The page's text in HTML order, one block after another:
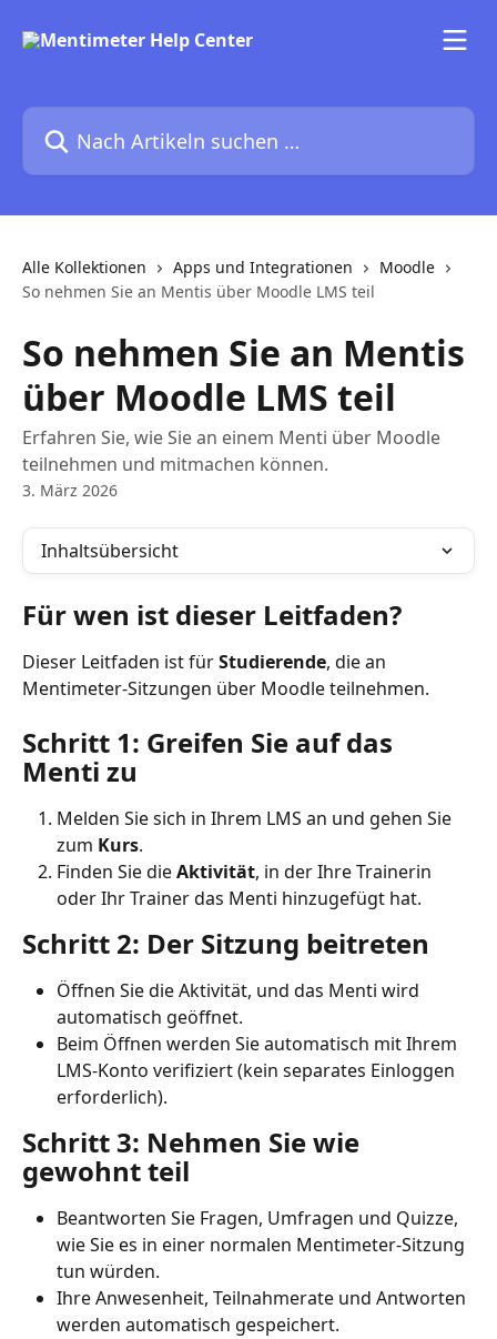
Nach Artikeln suchen …
Alle Kollektionen Apps und Integrationen
Moodle
So nehmen Sie an Mentis über Moodle LMS teil
So nehmen Sie an Mentis
über Moodle LMS teil
Erfahren Sie, wie Sie an einem Menti über Moodle
teilnehmen und mitmachen können.
3. März 2026
Inhaltsübersicht
Für wen ist dieser Leitfaden?
Dieser Leitfaden ist für Studierende, die an
Mentimeter-Sitzungen über Moodle teilnehmen.
Schritt 1: Greifen Sie auf das
Menti zu
Melden Sie sich in Ihrem LMS an und gehen Sie
zum Kurs.
Finden Sie die Aktivität, in der Ihre Trainerin
oder Ihr Trainer das Menti hinzugefügt hat.
Schritt 2: Der Sitzung beitreten
Öffnen Sie die Aktivität, und das Menti wird
automatisch geöffnet.
Beim Öffnen werden Sie automatisch mit Ihrem
LMS-Konto verifiziert (kein separates Einloggen
erforderlich).
Schritt 3: Nehmen Sie wie
gewohnt teil
Beantworten Sie Fragen, Umfragen und Quizze,
wie Sie es in einer normalen Mentimeter-Sitzung
tun würden.
Ihre Anwesenheit, Teilnahmerate und Antworten
werden automatisch gespeichert.